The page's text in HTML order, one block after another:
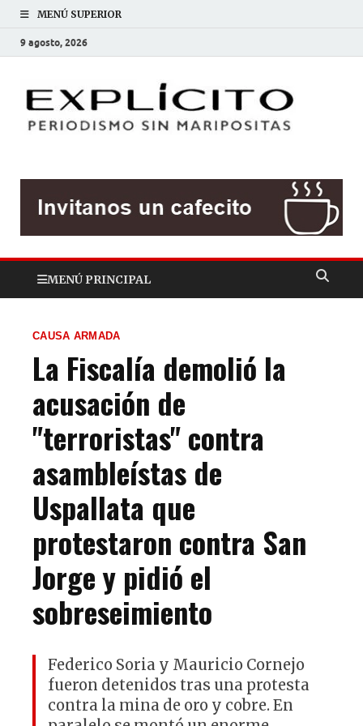
MENÚ SUPERIOR
9 agosto, 2026
MENÚ PRINCIPAL
CAUSA ARMADA
La Fiscalía demolió la
acusación de
"terroristas" contra
asambleístas de
Uspallata que
protestaron contra San
Jorge y pidió el
sobreseimiento
Federico Soria y Mauricio Cornejo
fueron detenidos tras una protesta
contra la mina de oro y cobre. En